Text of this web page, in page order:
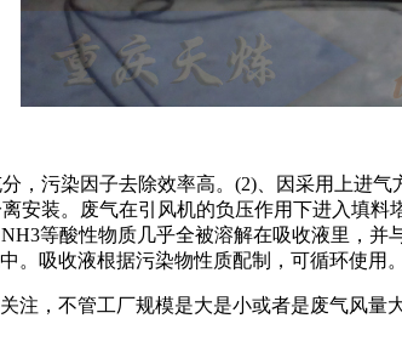
，污染因子去除效率高。(2)、因采用上进
安装。废气在引风机的负压作用下进入填
等酸性物质几乎全被溶解在吸收液里，
。吸收液根据污染物性质配制，可循环使用。
注，不管工厂规模是大是小或者是废气风